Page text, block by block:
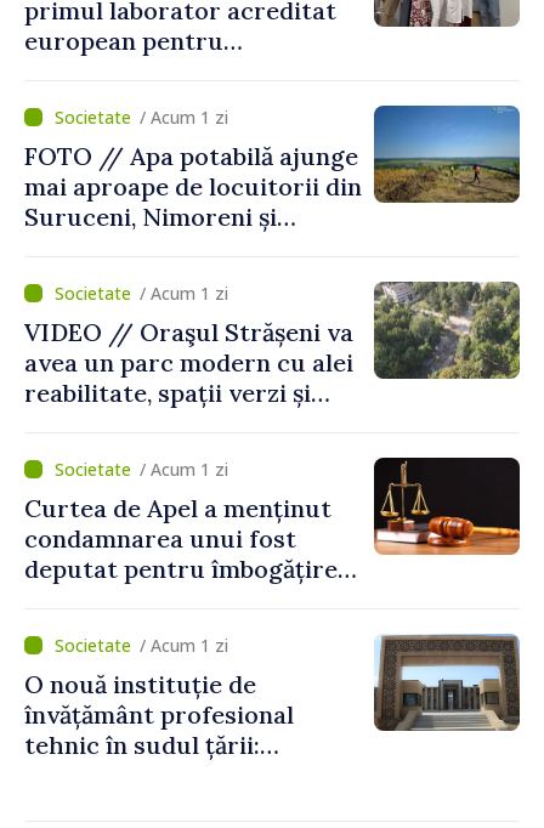
primul laborator acreditat
european pentru
viței-de-vie
/ Acum 1 zi
FOTO // Apa potabilă ajunge
mai aproape de locuitorii din
Suruceni, Nimoreni și
/ Acum 1 zi
VIDEO // Oraşul Strășeni va
avea un parc modern cu alei
reabilitate, spații verzi și
/ Acum 1 zi
Curtea de Apel a menținut
condamnarea unui fost
deputat pentru îmbogățire
statului peste 2,4 milioane
de lei
/ Acum 1 zi
O nouă instituție de
învățământ profesional
tehnic în sudul țării: